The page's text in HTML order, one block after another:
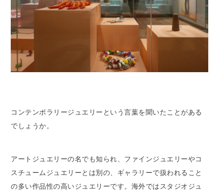
コンテンポラリージュエリーという言葉を聞いたことがある
でしょうか。
アートジュエリーの名でも知られ、ファインジュエリーやコ
スチュームジュエリーとは別の、ギャラリーで扱われること
の多い作品性の高いジュエリーです。海外ではスタジオジュ